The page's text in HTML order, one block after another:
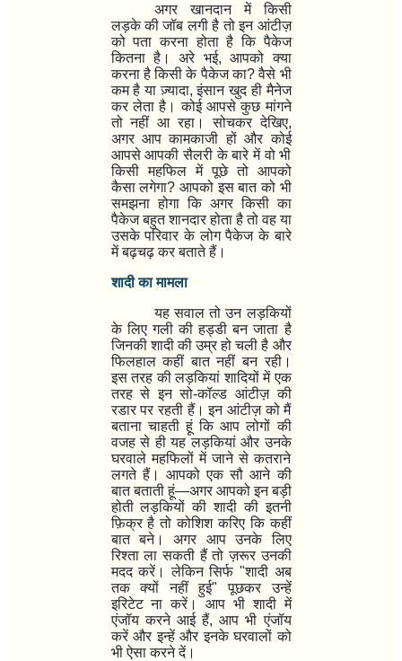
अगर खानदान में किसी
लड़के की जॉब लगी है तो इन आंटीज़
को पता करना होता है कि पैकेज
कितना है। अरे भई,आपको क्या
करना है किसी के पैकेज का?वैसे भी
कम है या ज़्यादा,इंसान खुद ही मैनेज
कर लेता है। कोई आपसे कुछ मांगने
तो नहीं आ रहा। सोचकर देखिए,
अगर आप कामकाजी हों और कोई
आपसे आपकी सैलरी के बारे में वो भी
किसी महफिल में पूछे तो आपको
कैसा लगेगा? आपको इस बात को भी
समझना होगा कि अगर किसी का
पैकेज बहुत शानदार होता है तो वह या
उसके परिवार के लोग पैकेज के बारे
में बढ़चढ़ कर बताते हैं।
शादी का मामला
यह सवाल तो उन लड़कियों
के लिए गली की हड्डी बन जाता है
जिनकी शादी की उम्र हो चली है और
फिलहाल कहीं बात नहीं बन रही।
इस तरह की लड़कियां शादियों में एक
तरह से इन सो-कॉल्ड आंटीज़ की
रडार पर रहती हैं। इन आंटीज़ को मैं
बताना चाहती हूं कि आप लोगों की
वजह से ही यह लड़कियां और उनके
घरवाले महफिलों में जाने से कतराने
लगते हैं। आपको एक सौ आने की
बात बताती हूं—अगर आपको इन बड़ी
होती लड़कियों की शादी की इतनी
फ़िक्र है तो कोशिश करिए कि कहीं
बात बने। अगर आप उनके लिए
रिश्ता ला सकती हैं तो ज़रूर उनकी
मदद करें। लेकिन सिर्फ "शादी अब
तक क्यों नहीं हुई" पूछकर उन्हें
इरिटेट ना करें। आप भी शादी में
एंजॉय करने आई हैं,आप भी एंजॉय
करें और इन्हें और इनके घरवालों को
भी ऐसा करने दें।